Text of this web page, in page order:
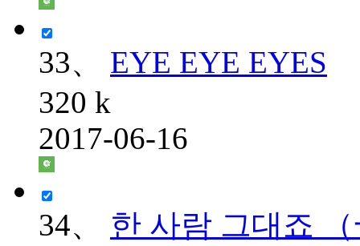
33、
EYE EYE EYES
320 k
2017-06-16
34、
한 사람 그대죠